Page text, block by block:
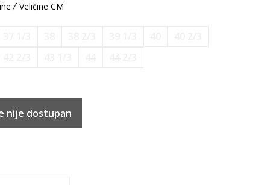
Veličine CM
nije dostupan